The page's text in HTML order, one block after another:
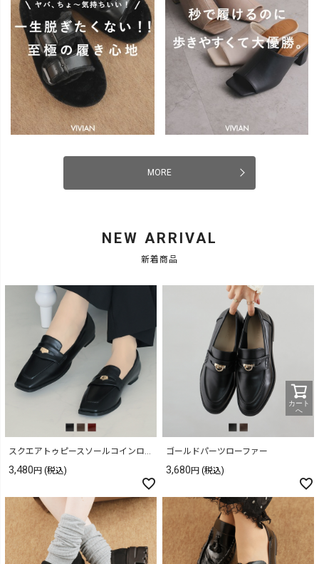
MORE
NEW ARRIVAL
新着商品
3,480 (税込)
ゴールドパーツローファー
3,680 (税込)
カート
へ